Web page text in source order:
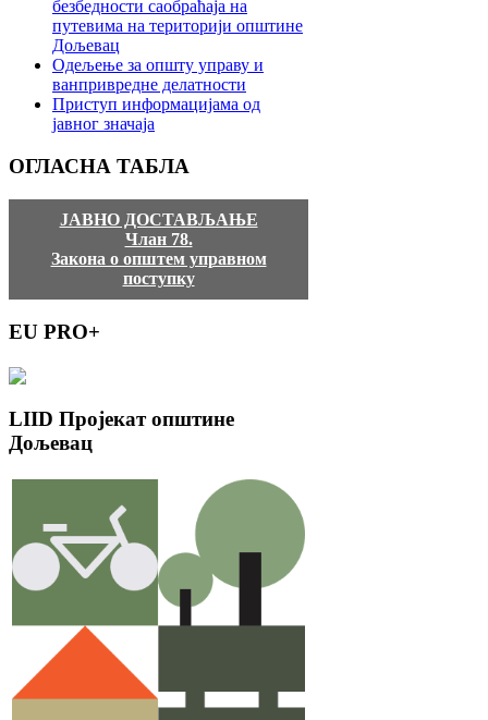
безбедности саобраћаја на
путевима на територији општине
Дољевац
Одељење за општу управу и
ванпривредне делатности
Приступ информацијама од
јавног значаја
ОГЛАСНА ТАБЛА
ЈАВНО ДОСТАВЉАЊЕ
Члан 78.
Закона о општем управном
поступку
EU PRO+
LIID Пројекат општине
Дољевац